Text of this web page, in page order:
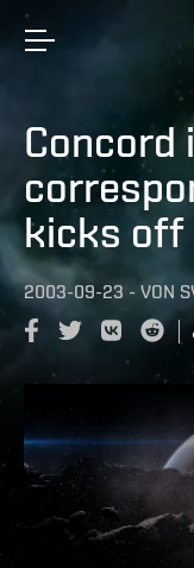
kicks off
2003-09-23 - VON